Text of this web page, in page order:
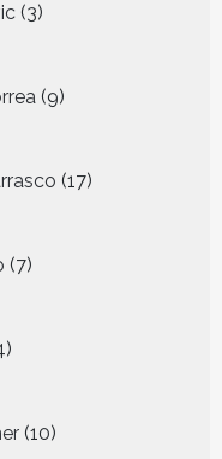
3
producten
9
producten
17
producten
7
producten
producten
10
producten